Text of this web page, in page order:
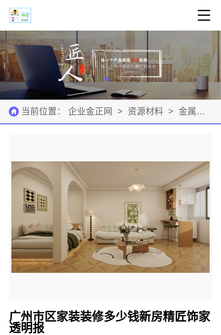
当前位置： 企业金正网 > 资源材料 > 金属材料
广州市区家装装修多少钱新房精匠饰家
透明报